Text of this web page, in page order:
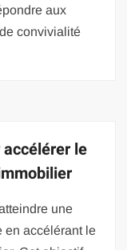
aux
convivialité
le
une
en accélérant le